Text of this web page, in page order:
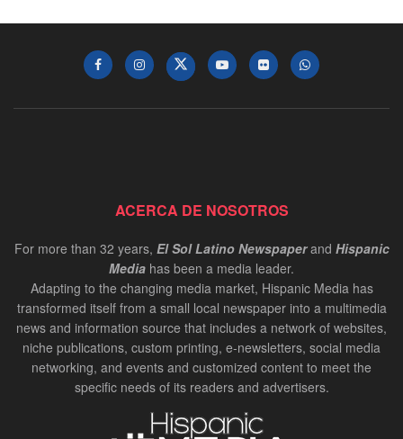
ACERCA DE NOSOTROS
For more than 32 years, El Sol Latino Newspaperand Hispanic
Media has been a media leader.
Adapting to the changing media market, Hispanic Media has
transformed itself from a small local newspaper into a multimedia
news and information source that includes a network of websites,
niche publications, custom printing, e-newsletters, social media
networking, and events and customized content to meet the
specific needs of its readers and advertisers.